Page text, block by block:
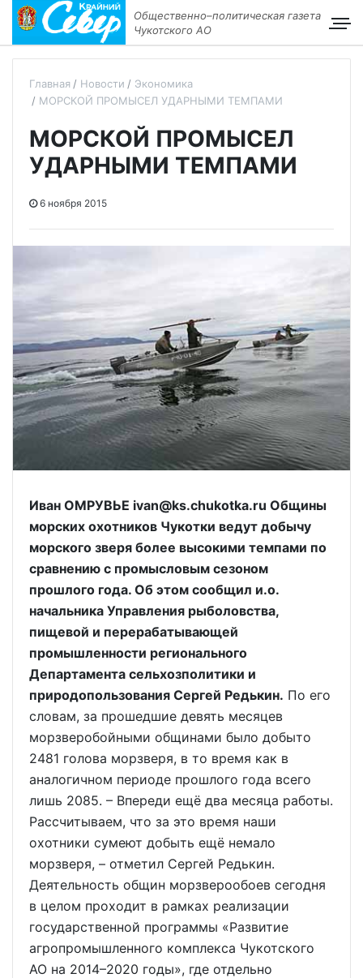
Общественно–политическая газета
Чукотского АО
Главная Новости
Экономика
МОРСКОЙ ПРОМЫСЕЛ УДАРНЫМИ ТЕМПАМИ
МОРСКОЙ ПРОМЫСЕЛ
УДАРНЫМИ ТЕМПАМИ
6 ноября 2015
Иван ОМРУВЬЕ ivan@ks.chukotka.ru Общины
морских охотников Чукотки ведут добычу
морского зверя более высокими темпами по
сравнению с промысловым сезоном
прошлого года. Об этом сообщил и.о.
начальника Управления рыболовства,
пищевой и перерабатывающей
промышленности регионального
Департамента сельхозполитики и
природопользования Сергей Редькин. По его
словам, за прошедшие девять месяцев
морзверобойными общинами было добыто
2481 голова морзверя, в то время как в
аналогичном периоде прошлого года всего
лишь 2085. – Впереди ещё два месяца работы.
Рассчитываем, что за это время наши
охотники сумеют добыть ещё немало
морзверя, – отметил Сергей Редькин.
Деятельность общин морзверообоев сегодня
в целом проходит в рамках реализации
государственной программы «Развитие
агропромышленного комплекса Чукотского
АО на 2014–2020 годы», где отдельно